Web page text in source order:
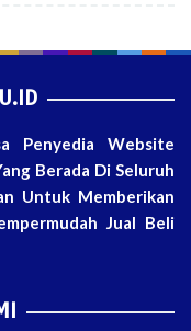
Penyedia Website
Berada Di Seluruh
Untuk Memberikan
Jual Beli